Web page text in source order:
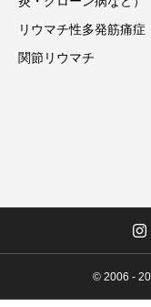
リウマチ性多発筋痛症
関節リウマチ
© 2006 -